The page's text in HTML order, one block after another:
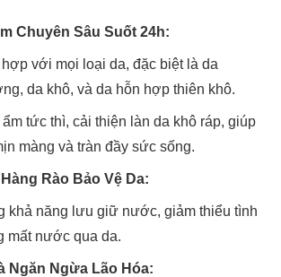
Chuyên Sâu Suốt 24h:
hợp với mọi loại da, đặc biệt là da
da khô, và da hỗn hợp thiên khô.
tức thì, cải thiện làn da khô ráp, giúp
màng và tràn đầy sức sống.
Rào Bảo Vệ Da:
khả năng lưu giữ nước, giảm thiểu tình
mất nước qua da.
Ngăn Ngừa Lão Hóa: